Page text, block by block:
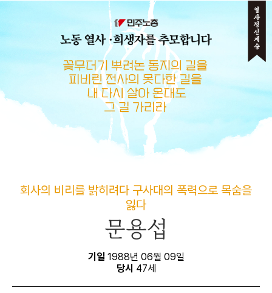
메뉴 건너뛰기
회사의 비리를 밝히려다 구사대의 폭력으로 목숨을
잃다
문용섭
기일 1988년 06월 09일
당시 47세